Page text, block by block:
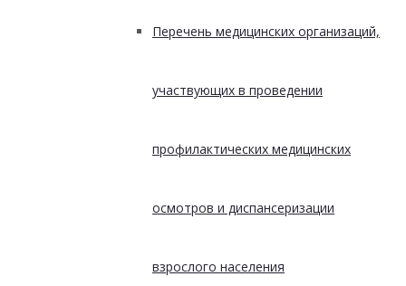
Перечень медицинских организаций,
участвующих в проведении
профилактических медицинских
осмотров и диспансеризации
взрослого населения